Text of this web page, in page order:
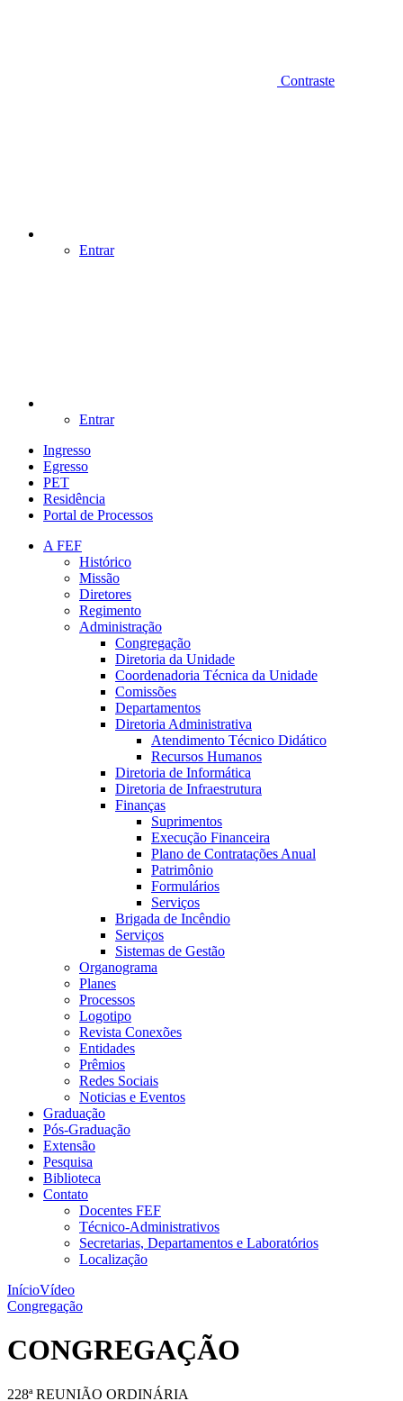
Contraste
Entrar
Entrar
Ingresso
Egresso
PET
Residência
Portal de Processos
A FEF
Histórico
Missão
Diretores
Regimento
Administração
Congregação
Diretoria da Unidade
Coordenadoria Técnica da Unidade
Comissões
Departamentos
Diretoria Administrativa
Atendimento Técnico Didático
Recursos Humanos
Diretoria de Informática
Diretoria de Infraestrutura
Finanças
Suprimentos
Execução Financeira
Plano de Contratações Anual
Patrimônio
Formulários
Serviços
Brigada de Incêndio
Serviços
Sistemas de Gestão
Organograma
Planes
Processos
Logotipo
Revista Conexões
Entidades
Prêmios
Redes Sociais
Noticias e Eventos
Graduação
Pós-Graduação
Extensão
Pesquisa
Biblioteca
Contato
Docentes FEF
Técnico-Administrativos
Secretarias, Departamentos e Laboratórios
Localização
InícioVídeo
Congregação
CONGREGAÇÃO
228ª REUNIÃO ORDINÁRIA